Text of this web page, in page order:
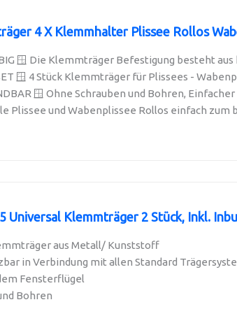
4 X Klemmhalter Plissee Rollos
🪟 Die Klemmträger Befestigung besteht
🪟 4 Stück Klemmträger für Plissees -
🪟 Ohne Schrauben und Bohren,
Plissee und Wabenplissee Rollos einfach zum
Universal Klemmträger 2 Stück, Inkl.
aus Metall/ Kunststoff
in Verbindung mit allen Standard
Fensterflügel
Bohren